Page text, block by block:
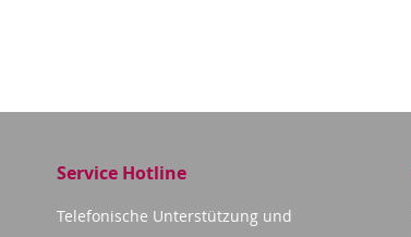
Service Hotline
Telefonische Unterstützung und